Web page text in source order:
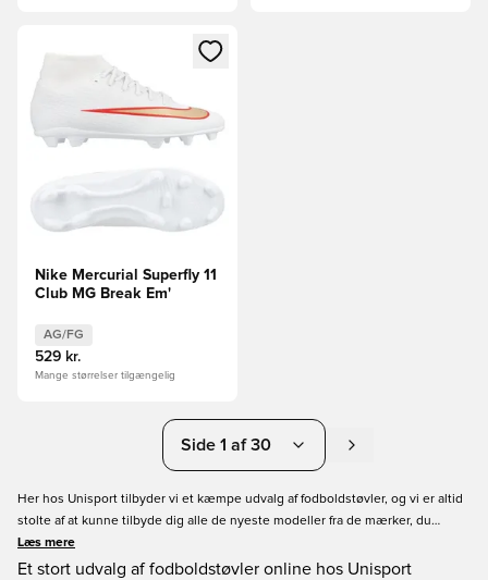
Åbner en Modal til at logge ind eller tilmelde dig som
Nike Mercurial Superfly 11
Club MG Break Em'
AG/FG
529 kr.
Mange størrelser tilgængelig
Side 1 af 30
Her hos Unisport tilbyder vi et kæmpe udvalg af fodboldstøvler, og vi er altid
stolte af at kunne tilbyde dig alle de nyeste modeller fra de mærker, du
kender, og dem, du endnu har til gode at opleve. Vi tilbyder fodboldstøvler i
alle prisklasser, så uanset om du leder efter den nyeste topmodel til
Læs mere
Et stort udvalg af fodboldstøvler online hos Unisport